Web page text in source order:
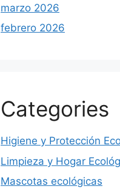
marzo 2026
febrero 2026
Categories
Higiene y Protección
Limpieza y Hogar
Mascotas ecológicas